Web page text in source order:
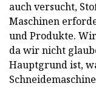
auch versucht,
Maschinen
und Produkte.
da wir nicht
Hauptgrund ist,